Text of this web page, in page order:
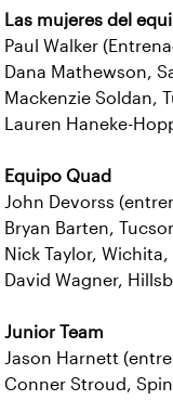
Las mujeres del
Paul Walker
Dana Mathewson,
Mackenzie Soldan,
Lauren Haneke-
Equipo Quad
John Devorss
Bryan Barten,
Nick Taylor, Wichita,
David Wagner,
Junior Team
Jason Harnett
Conner Stroud,